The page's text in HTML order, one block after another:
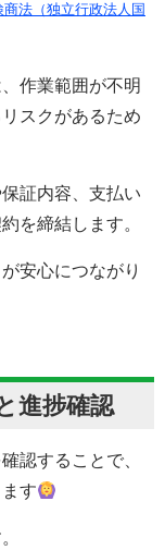
法（独立行政法人国
作業範囲が不明
スクがあるため
証内容、支払い
を締結します。
安心につながり
進捗確認
認することで、
す